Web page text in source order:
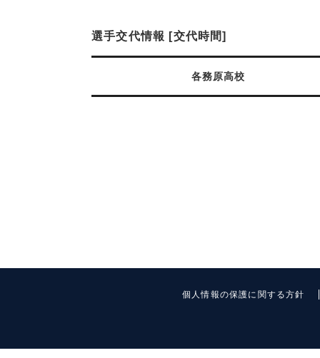
選手交代情報 [交代時間]
各務原高校
個人情報の保護に関する方針